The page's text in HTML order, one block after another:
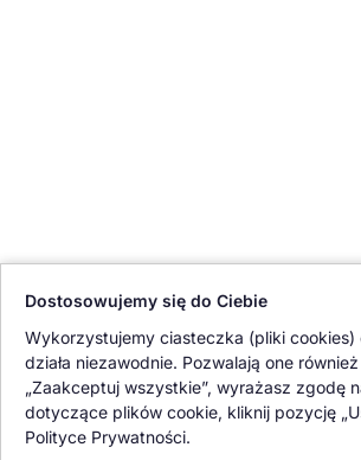
Dostosowujemy się do Ciebie
Wykorzystujemy ciasteczka (pliki cookies)
działa niezawodnie. Pozwalają one
„Zaakceptuj wszystkie”, wyrażasz zgodę
dotyczące plików cookie, kliknij pozycję
Polityce Prywatności.